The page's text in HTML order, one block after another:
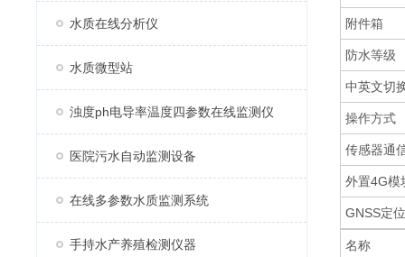
水质在线分析仪
水质微型站
浊度ph电导率温度四参数在线监测仪
医院污水自动监测设备
在线多参数水质监测系统
手持水产养殖检测仪器
附件箱
防水等级
中英文切
操作方式
传感器通
外置4G模
GNSS定位
名称